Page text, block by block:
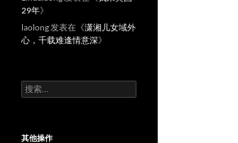
29年》
laolong发表在《潇湘儿女域外
心，千载难逢情意深》
搜
索：
其他操作